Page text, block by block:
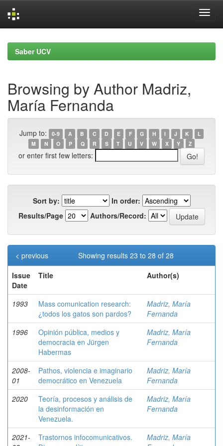
navigationSaber UCV
Browsing by Author Madriz,
María Fernanda
Jump to: 0-9 A B C D E F G H I J K
L
M
N O P Q R S T U V W X Y Z
or enter first few letters:
Sort by:
In order:
Results/Page
Authors/Record:
Showing results 23 to 28 of 28
< previous
Issue
Date
Title Author(s)
1993
Mass comunication research:
¿todos los gatos son pardos?
Madriz, María
Fernanda
1996
Opinión pública, medios y
democracia en Jürgen
Habermas
Madriz, María
Fernanda
2008-
01
Pathos, violencia e imaginario
democrático en Venezuela
Madriz, María
Fernanda
2020
Teoría, procesos y análisis de
la desinformación en
Venezuela.
Madriz, María
Fernanda
2021-
Trastornos infocomunicativos.
Madriz, María